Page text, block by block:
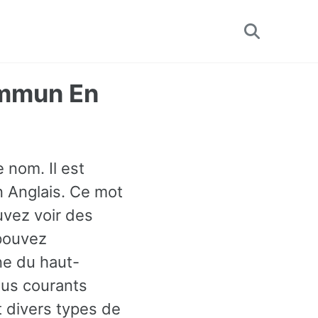
Toggle
En
nom. Il est
Anglais. Ce mot
voir des
du haut-
courants
divers types de